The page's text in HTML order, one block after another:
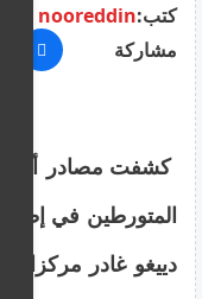
كتب:nooreddin
مشاركة
كشفت مصادر أمنية
المتورطين في
دييغو غادر مركزا